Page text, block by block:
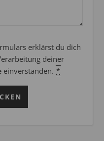
erklärst du dich
deiner
einverstanden. *